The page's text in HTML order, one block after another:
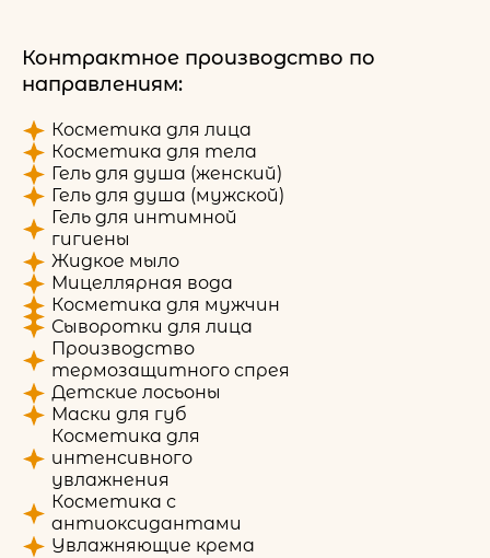
Контрактное производство по
направлениям:
Косметика для лица
Косметика для тела
Гель для душа (женский)
Гель для душа (мужской)
Гель для интимной
гигиены
Жидкое мыло
Мицеллярная вода
Косметика для мужчин
Сыворотки для лица
Производство
термозащитного спрея
Детские лосьоны
Маски для губ
Косметика для
интенсивного
увлажнения
Косметика с
антиоксидантами
Увлажняющие крема